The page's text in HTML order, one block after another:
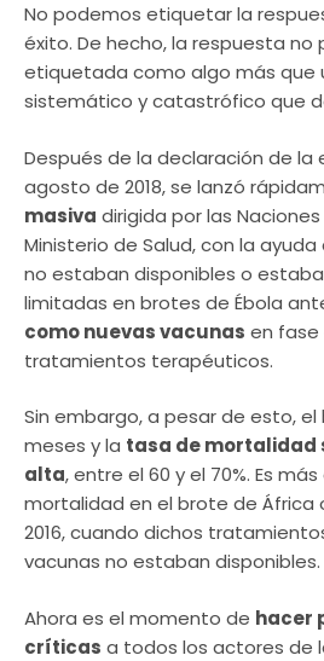
No podemos etiquetar la
éxito. De hecho, la respuesta no
etiquetada como algo más que
sistemático y catastrófico que
Después de la declaración de la
agosto de 2018, se lanzó
masiva dirigida por las Naciones
Ministerio de Salud, con la
no estaban disponibles o
limitadas en brotes de Ébola
como nuevas vacunas en fase
tratamientos terapéuticos.
Sin embargo, a pesar de esto,
meses y la tasa de mortalidad
alta, entre el 60 y el 70%. Es
mortalidad en el brote de África
2016, cuando dichos
vacunas no estaban disponibles.
Ahora es el momento de hacer
críticas a todos los actores de